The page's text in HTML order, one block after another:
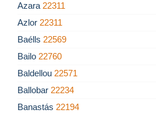
Azara 22311
Azlor 22311
Baélls 22569
Bailo 22760
Baldellou 22571
Ballobar 22234
Banastás 22194